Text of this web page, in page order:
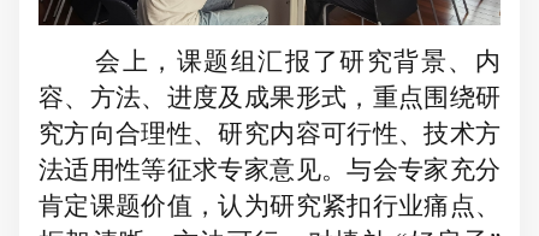
会上，课题组汇报了研究背景、内
容、方法、进度及成果形式，重点围绕研
究方向合理性、研究内容可行性、技术方
法适用性等征求专家意见。与会专家充分
肯定课题价值，认为研究紧扣行业痛点、